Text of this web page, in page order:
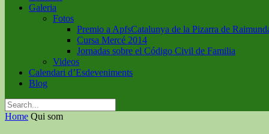
Galeria
Fotos
Premio a ApfsCatalunya de la Pizarra de
Cursa Mercé 2014
Jornadas sobre el Código Civil de Familia
Videos
Calendari d’Esdeveniments
Blog
Home Qui som